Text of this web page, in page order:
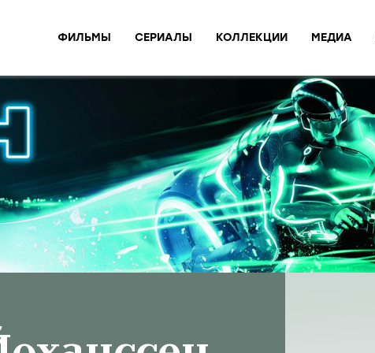
ФИЛЬМЫ СЕРИАЛЫ КОЛЛЕКЦИИ МЕДИА